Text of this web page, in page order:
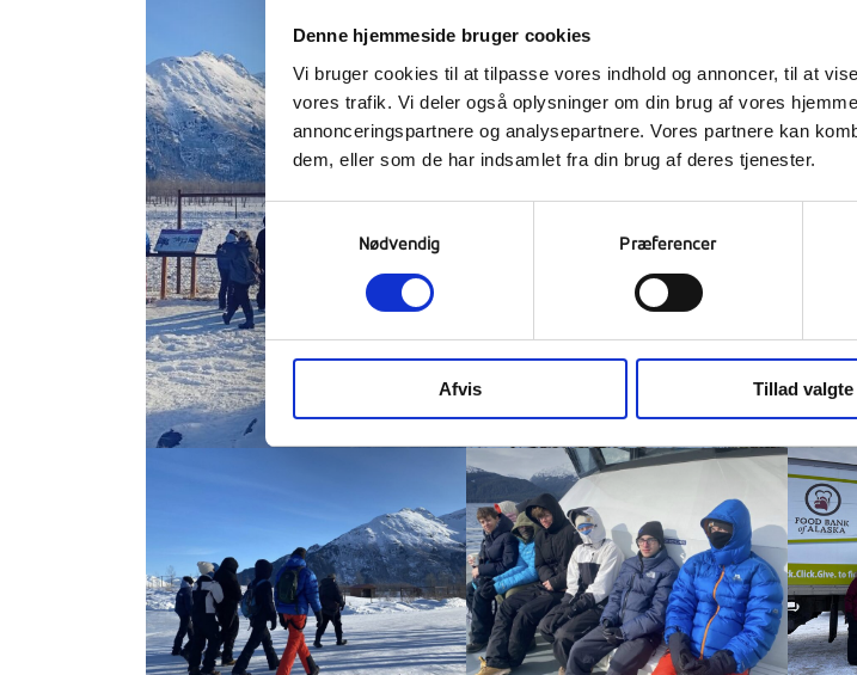
Denne hjemmeside bruger cookies
Vi bruger cookies til at tilpasse vores indhold og annoncer, til at
vores trafik. Vi deler også oplysninger om din brug af vores
annonceringspartnere og analysepartnere. Vores partnere kan
dem, eller som de har indsamlet fra din brug af deres tjenester.
Samtykkevalg
Nødvendig Præferencer
Afvis Tillad valgte